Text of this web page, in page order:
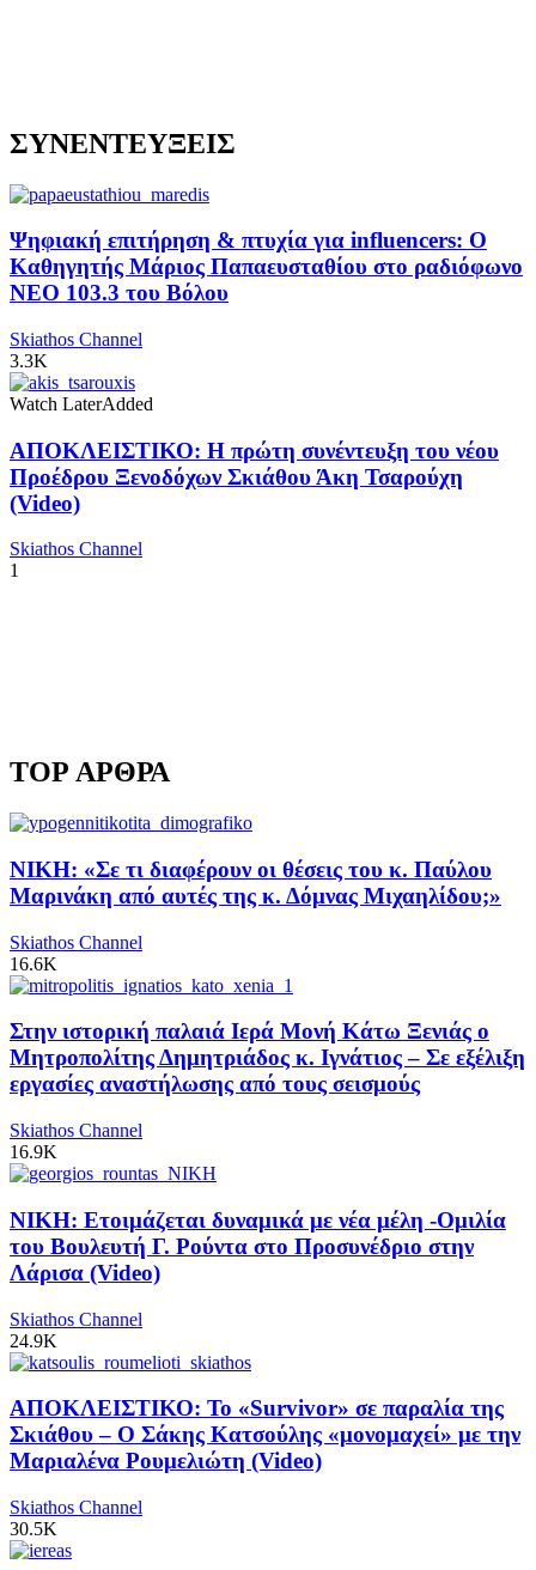
ΣΥΝΕΝΤΕΥΞΕΙΣ
Ψηφιακή επιτήρηση & πτυχία για influencers: Ο
Καθηγητής Μάριος Παπαευσταθίου στο ραδιόφωνο
NEO 103.3 του Βόλου
Skiathos Channel
3.3K
Watch LaterAdded
ΑΠΟΚΛΕΙΣΤΙΚΟ: Η πρώτη συνέντευξη του νέου
Προέδρου Ξενοδόχων Σκιάθου Άκη Τσαρούχη
(Video)
Skiathos Channel
1
TOP ΑΡΘΡΑ
ΝΙΚΗ: «Σε τι διαφέρουν οι θέσεις του κ. Παύλου
Μαρινάκη από αυτές της κ. Δόμνας Μιχαηλίδου;»
Skiathos Channel
16.6K
Στην ιστορική παλαιά Ιερά Μονή Κάτω Ξενιάς ο
Μητροπολίτης Δημητριάδος κ. Ιγνάτιος – Σε εξέλιξη
εργασίες αναστήλωσης από τους σεισμούς
Skiathos Channel
16.9K
ΝΙΚΗ: Ετοιμάζεται δυναμικά με νέα μέλη -Ομιλία
του Βουλευτή Γ. Ρούντα στο Προσυνέδριο στην
Λάρισα (Video)
Skiathos Channel
24.9K
ΑΠΟΚΛΕΙΣΤΙΚΟ: Το «Survivor» σε παραλία της
Σκιάθου – Ο Σάκης Κατσούλης «μονομαχεί» με την
Μαριαλένα Ρουμελιώτη (Video)
Skiathos Channel
30.5K